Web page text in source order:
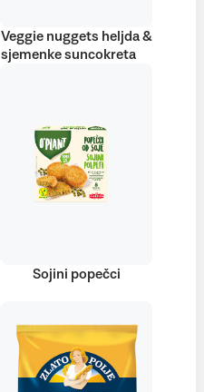
Veggie nuggets heljda &
sjemenke suncokreta
Sojini popečci